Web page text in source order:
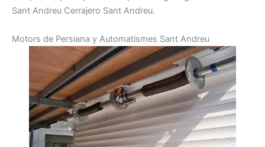
Sant Andreu Cerrajero Sant Andreu.
Motors de Persiana y Automatismes Sant Andreu